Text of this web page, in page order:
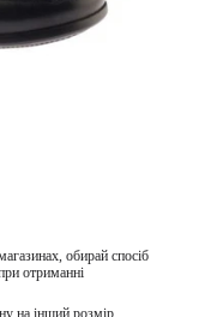
обирай спосіб
отриманні